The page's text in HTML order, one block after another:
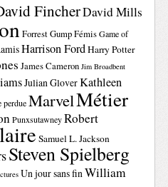
FincherDavid Mills
Forrest GumpFémis Game of
Harrison FordHarry Potter
James Cameron Jim Broadbent
Julian GloverKathleen
perdue MarvelMétier
Punxsutawney Robert
Samuel L. Jackson
Steven Spielberg
Un jour sans finWilliam